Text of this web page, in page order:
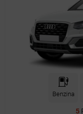
Benzina
5